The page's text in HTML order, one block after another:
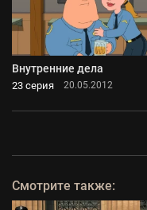
Внутренние дела
23 серия 20.05.2012
Смотрите также: